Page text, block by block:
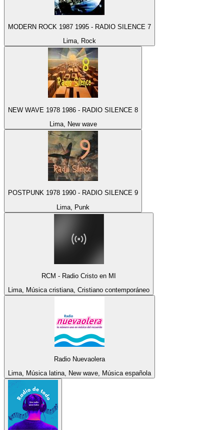
MODERN ROCK 1987 1995 - RADIO SILENCE 7
Lima, Rock
NEW WAVE 1978 1986 - RADIO SILENCE 8
Lima, New wave
POSTPUNK 1978 1990 - RADIO SILENCE 9
Lima, Punk
RCM - Radio Cristo en MI
Lima, Música cristiana, Cristiano contemporáneo
Radio Nuevaolera
Lima, Música latina, New wave, Música española